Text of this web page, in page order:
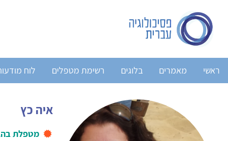
ראשי מאמרים בלוגים רשימת מטפלים לוח
איה כץ
מטפלת